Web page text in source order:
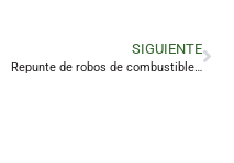
SIGUIENTE
Repunte de robos de combustible en Linares